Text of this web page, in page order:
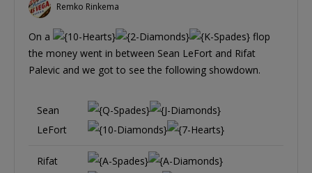
Remko Rinkema
On a
flop
the money went in between Sean LeFort and Rifat
Palevic and we got to see the following showdown.
Sean
LeFort
Rifat